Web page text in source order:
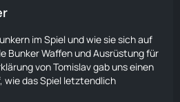
im Spiel und wie sie sich auf
Bunker Waffen und Ausrüstung für
von Tomislav gab uns einen
wie das Spiel letztendlich